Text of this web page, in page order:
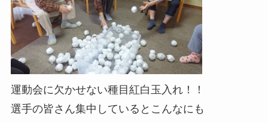
運動会に欠かせない種目紅白玉入れ！！
選手の皆さん集中しているとこんなにも